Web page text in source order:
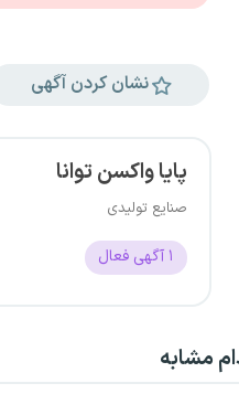
نشان کردن آگهی
پایا واکسن توانا
صنایع تولیدی
۱ آگهی فعال
مشابه